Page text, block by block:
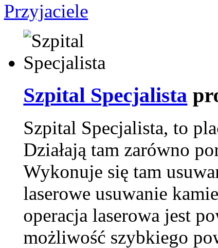
Przyjaciele
Szpital Specjalista
Szpital Specjalista, to
Działają tam zarówno
Wykonuje się tam
laserowe usuwanie
operacja laserowa jest
możliwość szybkiego